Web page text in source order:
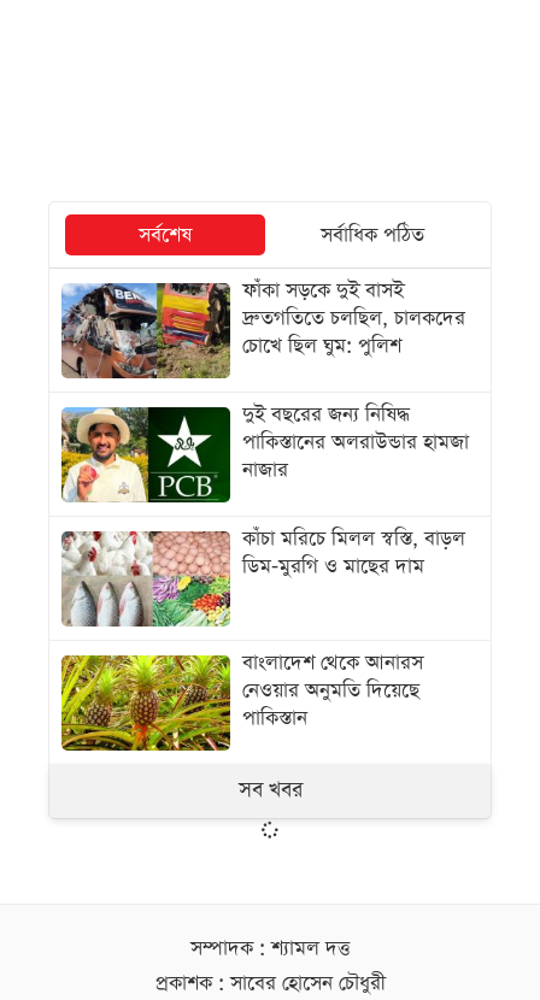
সর্বশেষ
সর্বাধিক পঠিত
ফাঁকা সড়কে দুই বাসই
দ্রুতগতিতে চলছিল, চালকদের
চোখে ছিল ঘুম: পুলিশ
দুই বছরের জন্য নিষিদ্ধ
পাকিস্তানের অলরাউন্ডার হামজা
নাজার
কাঁচা মরিচে মিলল স্বস্তি, বাড়ল
ডিম-মুরগি ও মাছের দাম
বাংলাদেশ থেকে আনারস
নেওয়ার অনুমতি দিয়েছে
পাকিস্তান
সব খবর
সম্পাদক : শ্যামল দত্ত
প্রকাশক : সাবের হোসেন চৌধুরী